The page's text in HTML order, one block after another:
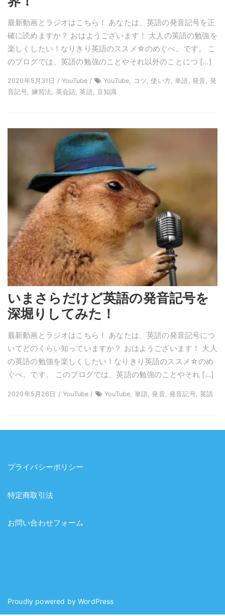
最新動画とラジオはこちら！ あなたは、英語の発音記号を正
確に読めますか？ おはようございます！ 大人の英語の勉強を
楽しくしたい！なりきり英語のススメ☆のめぐぺ。です。 こ
のブログでは、英語の勉強のことやそれ以外のことにつ […]
2020年5月31日 / YouTube /
YouTube, コツ, 使い方, 単語, 発音, 発
音記号, 練習法, 英会話, 英語, 豆知識
いまさらだけど英語の発音記号を
深堀りしてみた！
最新動画とラジオはこちら！ あなたは、英語の発音記号につ
いてどのくらい知っていますか？ おはようございます！ 大人
の英語の勉強を楽しくしたい！なりきり英語のススメ☆のめ
ぐぺ。です。 このブログでは、英語の勉強のことやそれ […]
2020年5月26日 / YouTube / YouTube, 単語, 発音, 発音記号, 英語
プライバシーポリシー
特定商取引法
お問い合わせフォーム
Proudly powered byWordPress